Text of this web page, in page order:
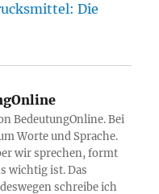
Die
BedeutungOnline. Bei
Worte und Sprache.
wir sprechen, formt
wichtig ist. Das
schreibe ich